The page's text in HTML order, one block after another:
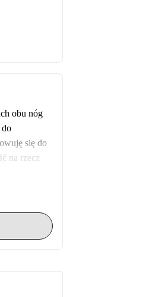
obu nóg
do
się do
na rzecz
siłę osób